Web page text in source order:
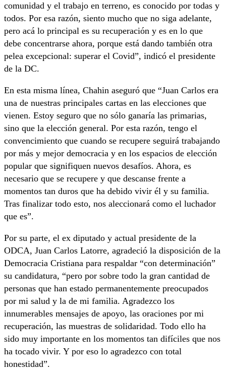
comunidad y el trabajo en terreno, es conocido por todas y
todos. Por esa razón, siento mucho que no siga adelante,
pero acá lo principal es su recuperación y es en lo que
debe concentrarse ahora, porque está dando también otra
pelea excepcional: superar el Covid”, indicó el presidente
de la DC.
En esta misma línea, Chahin aseguró que “Juan Carlos era
una de nuestras principales cartas en las elecciones que
vienen. Estoy seguro que no sólo ganaría las primarias,
sino que la elección general. Por esta razón, tengo el
convencimiento que cuando se recupere seguirá trabajando
por más y mejor democracia y en los espacios de elección
popular que signifiquen nuevos desafíos. Ahora, es
necesario que se recupere y que descanse frente a
momentos tan duros que ha debido vivir él y su familia.
Tras finalizar todo esto, nos aleccionará como el luchador
que es”.
Por su parte, el ex diputado y actual presidente de la
ODCA, Juan Carlos Latorre, agradeció la disposición de la
Democracia Cristiana para respaldar “con determinación”
su candidatura, “pero por sobre todo la gran cantidad de
personas que han estado permanentemente preocupados
por mi salud y la de mi familia. Agradezco los
innumerables mensajes de apoyo, las oraciones por mi
recuperación, las muestras de solidaridad. Todo ello ha
sido muy importante en los momentos tan difíciles que nos
ha tocado vivir. Y por eso lo agradezco con total
honestidad”.